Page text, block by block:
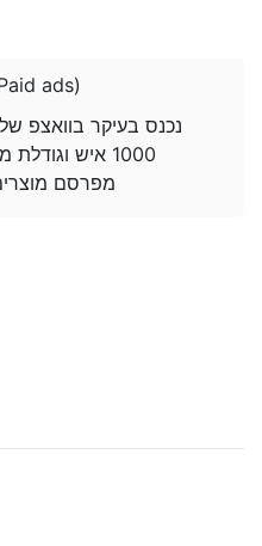
ads)
נכנס בעיקר בוואצפ
1000 איש
מפרסם